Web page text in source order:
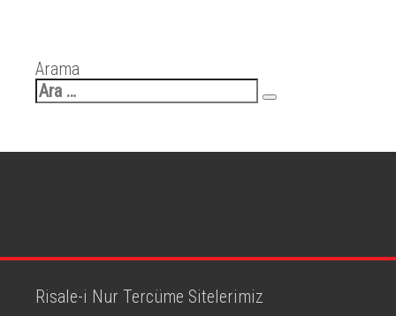
Arama
Arama:
Risale-i Nur Tercüme Sitelerimiz